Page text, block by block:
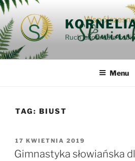
Przejdź
do
treści
Ruch jako źródło
Menu
TAG: BIUST
OPUBLIKOWANE
W
17 KWIETNIA 2019
Gimnastyka słowiańska